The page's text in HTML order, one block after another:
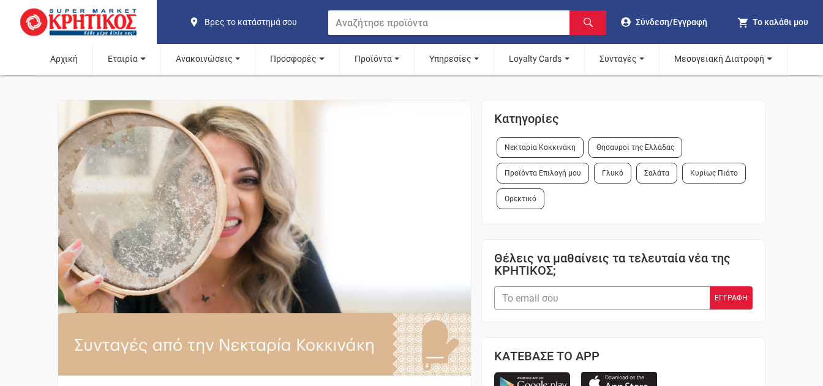
Βρες το κατάστημά σου Σύνδεση/Εγγραφή Το καλάθι μου
Αρχική Εταιρία Ανακοινώσεις Προσφορές Προϊόντα Υπηρεσίες Loyalty Cards Συνταγές Μεσογειακή Διατροφή
Κατηγορίες
Νεκταρία Κοκκινάκη Θησαυροί της Ελλάδας
Προϊόντα Επιλογή μου Γλυκό Σαλάτα Κυρίως Πιάτο
Ορεκτικό
Θέλεις να μαθαίνεις τα τελευταία νέα της
ΚΡΗΤΙΚΟΣ;
ΚΑΤΕΒΑΣΕ ΤΟ APP